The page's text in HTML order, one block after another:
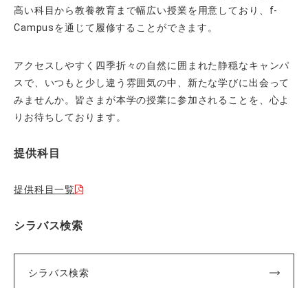
高い科目から教養教育まで幅広い授業を用意しており、f-
Campusを通じて履修することができます。
アクセスしやすく四季折々の自然に囲まれた静穏なキャンパ
スで、いつもと少し違う雰囲気の中、新たな学びに出会って
みませんか。皆さまが本学の授業に参加されることを、心よ
りお待ちしております。
提供科目
提供科目一覧
シラバス検索
シラバス検索